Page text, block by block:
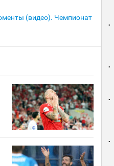
(видео). Чемпионат